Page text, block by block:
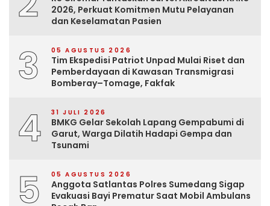
2026, Perkuat Komitmen Mutu Pelayanan
dan Keselamatan Pasien
3 05 AGUSTUS 2026
Tim Ekspedisi Patriot Unpad Mulai Riset dan
Pemberdayaan di Kawasan Transmigrasi
Bomberay–Tomage, Fakfak
4 31 JULI 2026
BMKG Gelar Sekolah Lapang Gempabumi di
Garut, Warga Dilatih Hadapi Gempa dan
Tsunami
5 05 AGUSTUS 2026
Anggota Satlantas Polres Sumedang Sigap
Evakuasi Bayi Prematur Saat Mobil Ambulans